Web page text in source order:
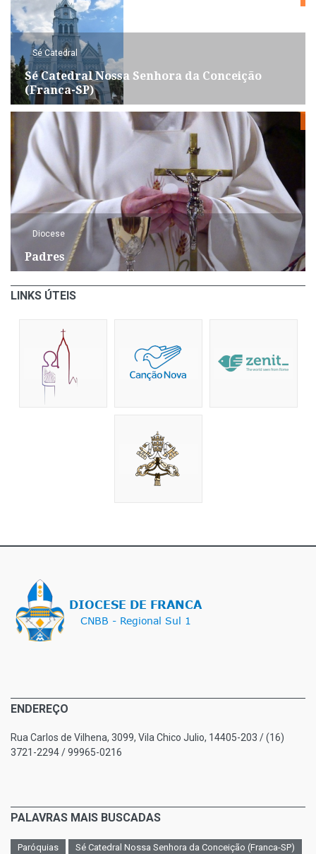
Sé Catedral
Sé Catedral Nossa Senhora da Conceição
(Franca-SP)
Diocese
Padres
LINKS ÚTEIS
ENDEREÇO
Rua Carlos de Vilhena, 3099, Vila Chico Julio, 14405-203 / (16)
3721-2294 / 99965-0216
PALAVRAS MAIS BUSCADAS
Paróquias
Sé Catedral Nossa Senhora da Conceição (Franca-SP)